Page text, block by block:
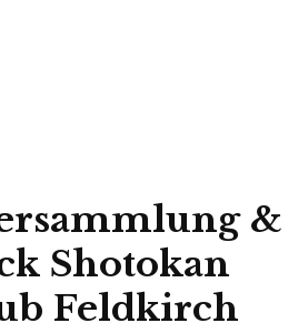
&
Shotokan
Feldkirch